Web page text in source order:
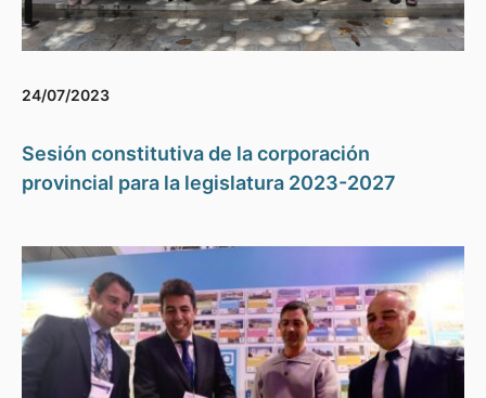
24/07/2023
Sesión constitutiva de la corporación
provincial para la legislatura 2023-2027